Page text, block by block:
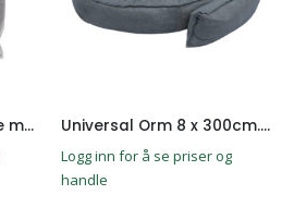
Universal Spillkit veske medium 20L Universal Orm 8 x 300cm. 8stk
Logg inn for å se priser og
handle